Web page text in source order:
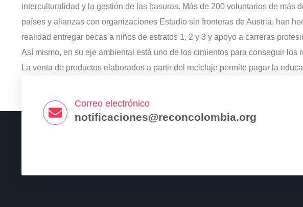
interculturalidad y la gestión de las basuras. Más de 200 voluntarios de más
países y alianzas con organizaciones Estudio sin fronteras de Austria, han
realidad entregar becas a niños de estratos 1, 2 y 3 y apoyo a carreras
Así mismo, en su eje ambiental está uno de los cimientos para conseguir los
La venta de productos elaborados a partir del reciclaje permite pagar la
Correo electrónico
notificaciones@reconcolombia.org